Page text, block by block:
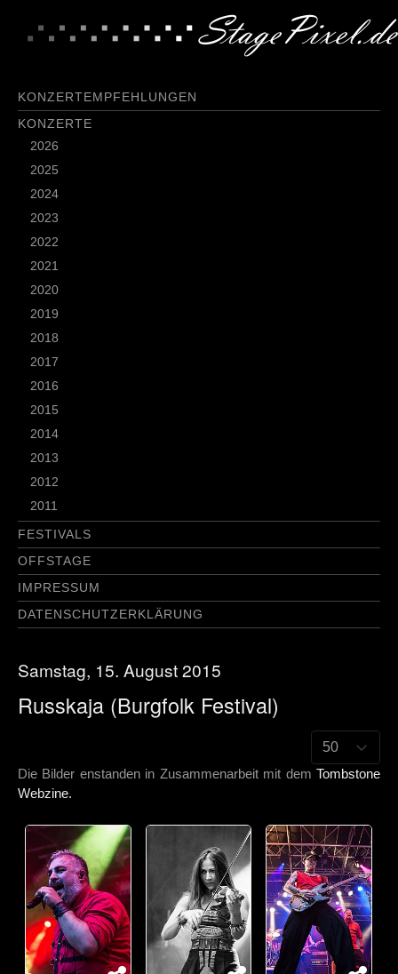
KONZERTEMPFEHLUNGEN
KONZERTE
2026
2025
2024
2023
2022
2021
2020
2019
2018
2017
2016
2015
2014
2013
2012
2011
FESTIVALS
OFFSTAGE
IMPRESSUM
DATENSCHUTZERKLÄRUNG
Samstag, 15. August 2015
Russkaja (Burgfolk Festival)
Die Bilder enstanden in Zusammenarbeit mit dem Tombstone
Webzine.